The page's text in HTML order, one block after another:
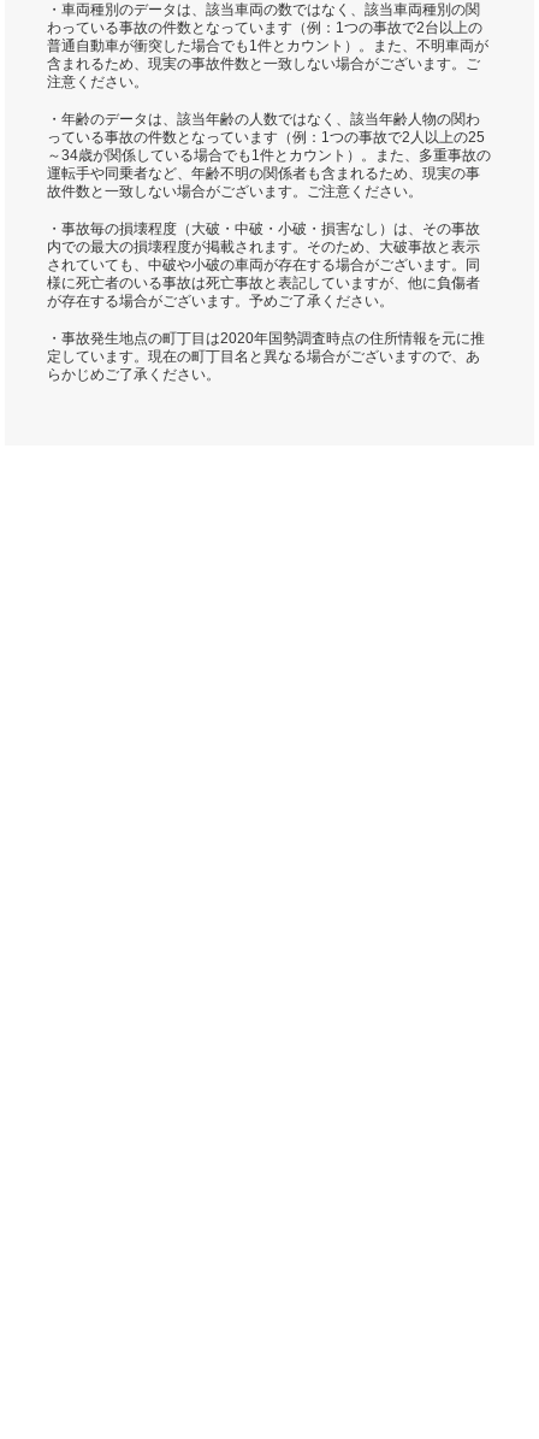
・車両種別のデータは、該当車両の数ではなく、該当車両種別の関
わっている事故の件数となっています（例：1つの事故で2台以上の
普通自動車が衝突した場合でも1件とカウント）。また、不明車両が
含まれるため、現実の事故件数と一致しない場合がございます。ご
注意ください。
・年齢のデータは、該当年齢の人数ではなく、該当年齢人物の関わ
っている事故の件数となっています（例：1つの事故で2人以上の25
～34歳が関係している場合でも1件とカウント）。また、多重事故の
運転手や同乗者など、年齢不明の関係者も含まれるため、現実の事
故件数と一致しない場合がございます。ご注意ください。
・事故毎の損壊程度（大破・中破・小破・損害なし）は、その事故
内での最大の損壊程度が掲載されます。そのため、大破事故と表示
されていても、中破や小破の車両が存在する場合がございます。同
様に死亡者のいる事故は死亡事故と表記していますが、他に負傷者
が存在する場合がございます。予めご了承ください。
・事故発生地点の町丁目は2020年国勢調査時点の住所情報を元に推
定しています。現在の町丁目名と異なる場合がございますので、あ
らかじめご了承ください。